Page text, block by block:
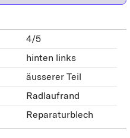
4/5
hinten links
äusserer Teil
Radlaufrand
Reparaturblech